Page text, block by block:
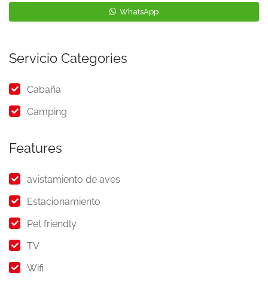
WhatsApp
Servicio Categories
Cabaña
Camping
Features
avistamiento de aves
Estacionamiento
Pet friendly
TV
Wifi